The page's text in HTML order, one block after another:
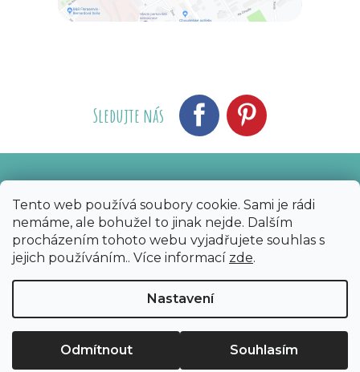
Tento web používá soubory cookie. Sami je rádi
nemáme, ale bohužel to jinak nejde. Dalším
procházením tohoto webu vyjadřujete souhlas s
jejich používáním.. Více informací zde.
Nastavení
Odmítnout Souhlasím
Sledujte nás
Copyright 2026 Bijoux Components - Svět
korálků. Všechna práva vyhrazena.
Sleva 50 Kč na první nákup?​ Ano Ne